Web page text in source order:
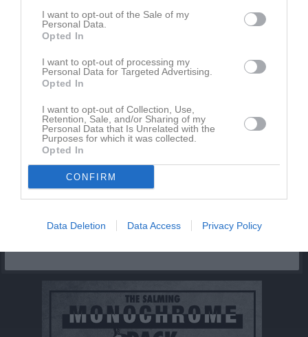
I want to opt-out of the Sale of my
Personal Data.
Opted In
I want to opt-out of processing my
Personal Data for Targeted Advertising.
Opted In
I want to opt-out of Collection, Use,
Retention, Sale, and/or Sharing of my
Personal Data that Is Unrelated with the
Purposes for which it was collected.
Opted In
CONFIRM
Data Deletion Data Access Privacy Policy
På gång
Facebook